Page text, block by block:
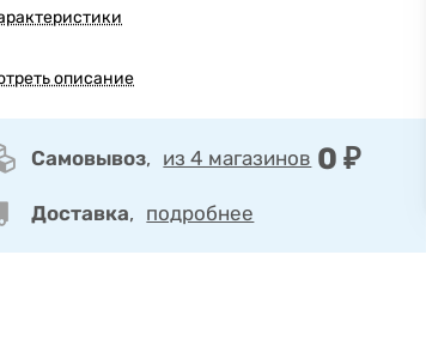
описание
Самовывоз, из 4 магазинов 0 ₽
Доставка, подробнее